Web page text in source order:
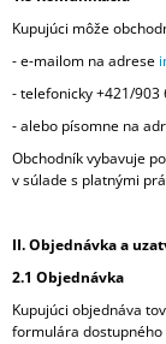
Kupujúci môže
- e-mailom na adrese
- telefonicky +421/903
- alebo písomne na
Obchodník vybavuje
v súlade s platnými
II. Objednávka a
2.1 Objednávka
Kupujúci objednáva
formulára